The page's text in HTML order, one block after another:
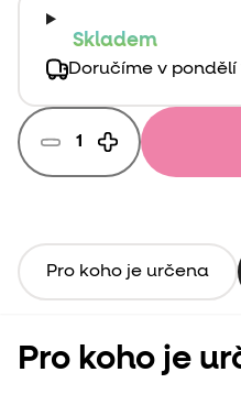
Skladem
Doručíme v pondělí
Pro koho je určena
Pro koho je